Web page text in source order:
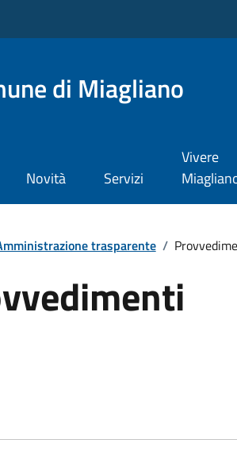
di Miagliano
Novità Servizi
Vivere
trasparente /